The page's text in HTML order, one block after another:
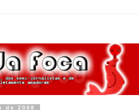
de 2008